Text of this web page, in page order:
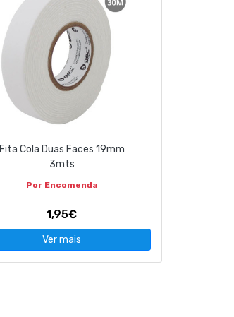
Fita Cola Duas Faces 19mm
3mts
Por Encomenda
1,95€
Ver mais